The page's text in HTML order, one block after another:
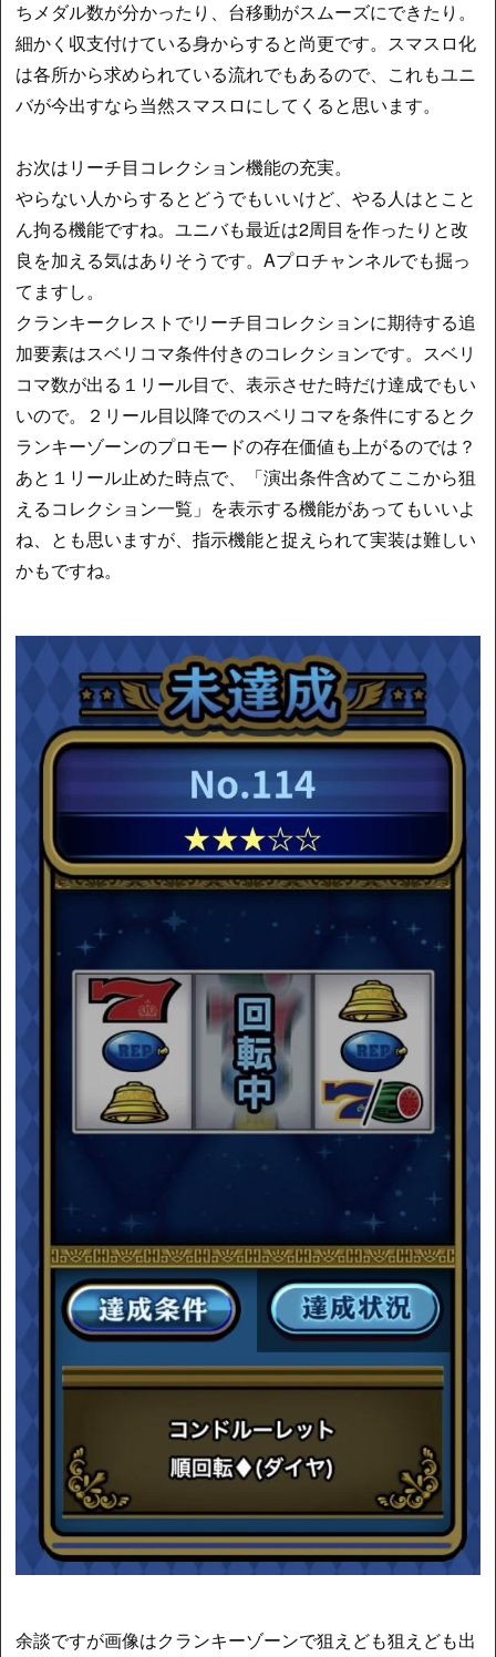
ちメダル数が分かったり、台移動がスムーズにできたり。
細かく収支付けている身からすると尚更です。スマスロ化
は各所から求められている流れでもあるので、これもユニ
バが今出すなら当然スマスロにしてくると思います。
お次はリーチ目コレクション機能の充実。
やらない人からするとどうでもいいけど、やる人はとこと
ん拘る機能ですね。ユニバも最近は2周目を作ったりと改
良を加える気はありそうです。Aプロチャンネルでも掘っ
てますし。
クランキークレストでリーチ目コレクションに期待する追
加要素はスベリコマ条件付きのコレクションです。スベリ
コマ数が出る１リール目で、表示させた時だけ達成でもい
いので。２リール目以降でのスベリコマを条件にするとク
ランキーゾーンのプロモードの存在価値も上がるのでは？
あと１リール止めた時点で、「演出条件含めてここから狙
えるコレクション一覧」を表示する機能があってもいいよ
ね、とも思いますが、指示機能と捉えられて実装は難しい
かもですね。
余談ですが画像はクランキーゾーンで狙えども狙えども出